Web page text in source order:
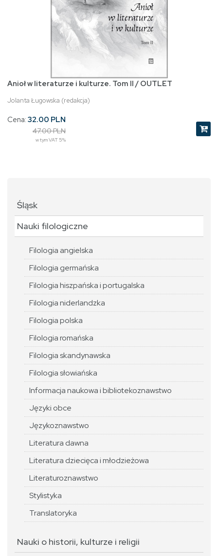
Anioł w literaturze i kulturze. Tom II / OUTLET
Jolanta Ługowska (redakcja)
Cena: 32.00 PLN
47.00 PLN
w tym VAT 5%
Śląsk
Nauki filologiczne
Filologia angielska
Filologia germańska
Filologia hiszpańska i portugalska
Filologia niderlandzka
Filologia polska
Filologia romańska
Filologia skandynawska
Filologia słowiańska
Informacja naukowa i bibliotekoznawstwo
Języki obce
Językoznawstwo
Literatura dawna
Literatura dziecięca i młodzieżowa
Literaturoznawstwo
Stylistyka
Translatoryka
Nauki o historii, kulturze i religii